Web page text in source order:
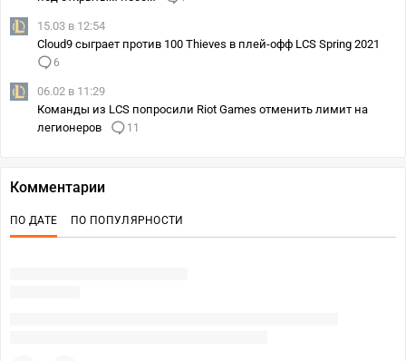
15.03 в 12:54
Cloud9 сыграет против 100 Thieves в плей-офф LCS Spring 2021
6
06.02 в 11:29
Команды из LCS попросили Riot Games отменить лимит на
легионеров
11
Комментарии
ПО ДАТЕ ПО ПОПУЛЯРНОСТИ